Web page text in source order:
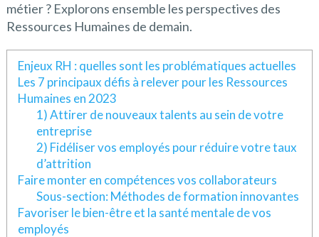
métier ? Explorons ensemble les perspectives des
Ressources Humaines de demain.
Enjeux RH : quelles sont les problématiques actuelles
Les 7 principaux défis à relever pour les Ressources
Humaines en 2023
1) Attirer de nouveaux talents au sein de votre
entreprise
2) Fidéliser vos employés pour réduire votre taux
d’attrition
Faire monter en compétences vos collaborateurs
Sous-section: Méthodes de formation innovantes
Favoriser le bien-être et la santé mentale de vos
employés